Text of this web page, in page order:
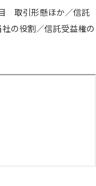
取引形懸ほか／信託
の役割／信託受益権の